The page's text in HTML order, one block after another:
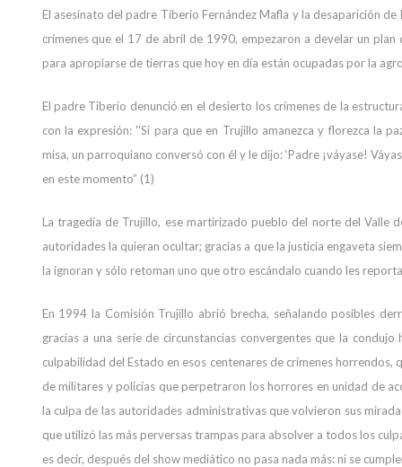
El asesinato del padre Tiberio Fernández Mafla y la desaparición
crímenes que el 17 de abril de 1990, empezaron a develar un
para apropiarse de tierras que hoy en día están ocupadas por la
El padre Tiberio denunció en el desierto los crímenes de la
con la expresión: ''Si para que en Trujillo amanezca y florezca la
misa, un parroquiano conversó con él y le dijo: ‘Padre ¡váyase!
en este momento” (1)
La tragedia de Trujillo, ese martirizado pueblo del norte del Valle
autoridades la quieran ocultar; gracias a que la justicia engaveta
la ignoran y sólo retoman uno que otro escándalo cuando les
En 1994 la Comisión Trujillo abrió brecha, señalando posibles
gracias a una serie de circunstancias convergentes que la
culpabilidad del Estado en esos centenares de crímenes
de militares y policías que perpetraron los horrores en unidad de
la culpa de las autoridades administrativas que volvieron sus
que utilizó las más perversas trampas para absolver a todos los
es decir, después del show mediático no pasa nada más: ni se